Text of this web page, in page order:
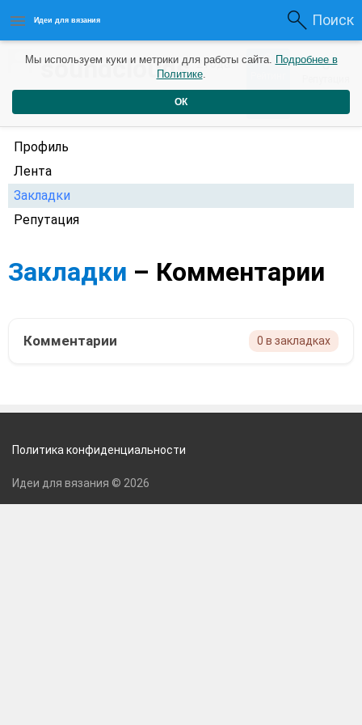
Идеи для вязания Поиск
soundclouds2 года 0 0
Профиль
Лента
Закладки
Репутация
Закладки – Комментарии
Комментарии 0 в закладках
Мы используем куки и метрики для работы сайта. Подробнее в
Политике.
ОК
Политика конфиденциальности
Идеи для вязания © 2026